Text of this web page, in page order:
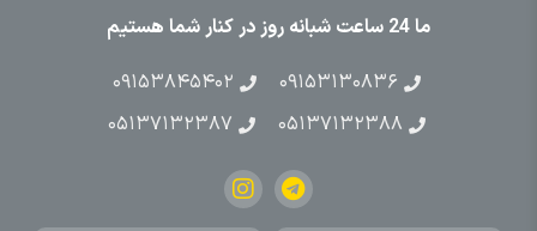
ما 24 ساعت شبانه روز در کنار شما هستیم
۰۹۱۵۳۱۳۰۸۳۶
۰۹۱۵۳۸۴۵۴۰۲
۰۵۱۳۷۱۳۲۳۸۸
۰۵۱۳۷۱۳۲۳۸۷